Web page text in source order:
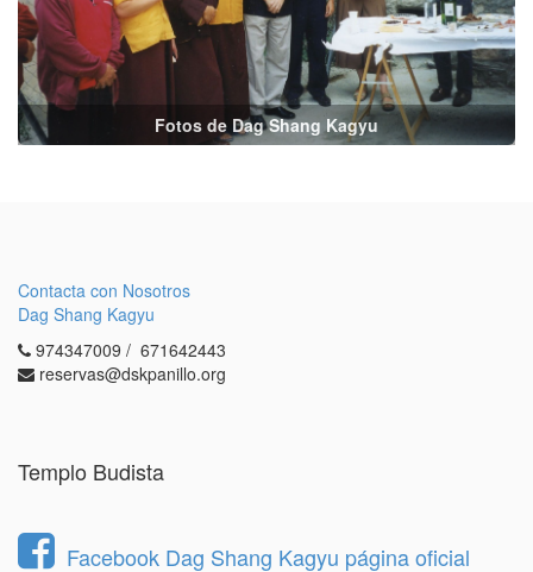
Fotos de Dag Shang Kagyu
Contacta con Nosotros
Dag Shang Kagyu
974347009 / 671642443
reservas@dskpanillo.org
Templo Budista
Facebook Dag Shang Kagyu página oficial